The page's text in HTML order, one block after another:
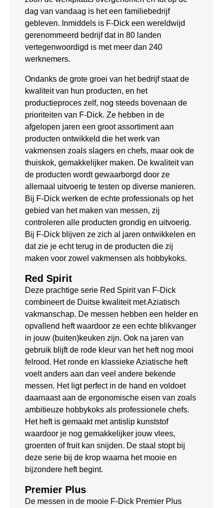
dag van vandaag is het een familiebedrijf
gebleven. Inmiddels is F-Dick een wereldwijd
gerenommeerd bedrijf dat in 80 landen
vertegenwoordigd is met meer dan 240
werknemers.
Ondanks de grote groei van het bedrijf staat de
kwaliteit van hun producten, en het
productieproces zelf, nog steeds bovenaan de
prioriteiten van F-Dick. Ze hebben in de
afgelopen jaren een groot assortiment aan
producten ontwikkeld die het werk van
vakmensen zoals slagers en chefs, maar ook de
thuiskok, gemakkelijker maken. De kwaliteit van
de producten wordt gewaarborgd door ze
allemaal uitvoerig te testen op diverse manieren.
Bij F-Dick werken de echte professionals op het
gebied van het maken van messen, zij
controleren alle producten grondig en uitvoerig.
Bij F-Dick blijven ze zich al jaren ontwikkelen en
dat zie je echt terug in de producten die zij
maken voor zowel vakmensen als hobbykoks.
Red Spirit
Deze prachtige serie Red Spirit van F-Dick
combineert de Duitse kwaliteit met Aziatisch
vakmanschap. De messen hebben een helder en
opvallend heft waardoor ze een echte blikvanger
in jouw (buiten)keuken zijn. Ook na jaren van
gebruik blijft de rode kleur van het heft nog mooi
felrood. Het ronde en klassieke Aziatische heft
voelt anders aan dan veel andere bekende
messen. Het ligt perfect in de hand en voldoet
daarnaast aan de ergonomische eisen van zoals
ambitieuze hobbykoks als professionele chefs.
Het heft is gemaakt met antislip kunststof
waardoor je nog gemakkelijker jouw vlees,
groenten of fruit kan snijden. De staal stopt bij
deze serie bij de krop waarna het mooie en
bijzondere heft begint.
Premier Plus
De messen in de mooie F-Dick Premier Plus